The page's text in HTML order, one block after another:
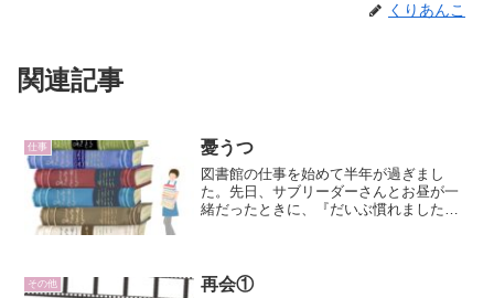
くりあんこ
関連記事
仕事 憂うつ
図書館の仕事を始めて半年が過ぎまし
た。先日、サブリーダーさんとお昼が一
緒だったときに、『だいぶ慣れました
ッと抜けてしまっていることが...
その他 再会①